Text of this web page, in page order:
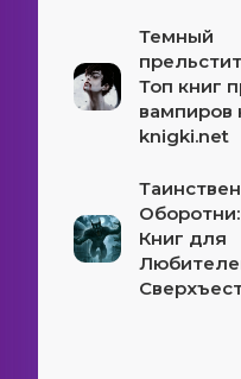
Темный
Топ книг
вампиров
knigki.net
Книг для